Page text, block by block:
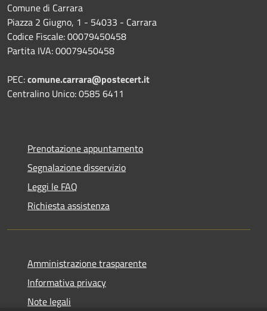
Comune di Carrara
Piazza 2 Giugno, 1 - 54033 - Carrara
Codice Fiscale: 00079450458
Partita IVA: 00079450458
PEC:comune.carrara@postecert.it
Centralino Unico: 0585 6411
Prenotazione appuntamento
Segnalazione disservizio
Leggi le FAQ
Richiesta assistenza
Amministrazione trasparente
Informativa privacy
Note legali